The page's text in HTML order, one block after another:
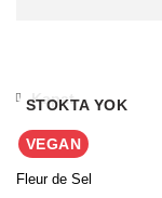
STOKTA YOK
VEGAN
Kapat
Fleur de Sel